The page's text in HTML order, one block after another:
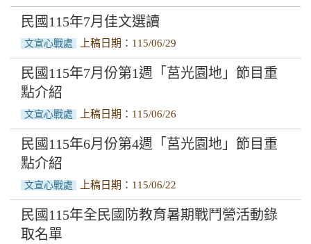
民國115年7月佳文選讀
文宣心戰處 上稿日期：115/06/29
民國115年7月份第1週「莒光園地」節目重
點介紹
文宣心戰處 上稿日期：115/06/26
民國115年6月份第4週「莒光園地」節目重
點介紹
文宣心戰處 上稿日期：115/06/22
民國115年全民國防教育暑期戰鬥營活動錄
取名單